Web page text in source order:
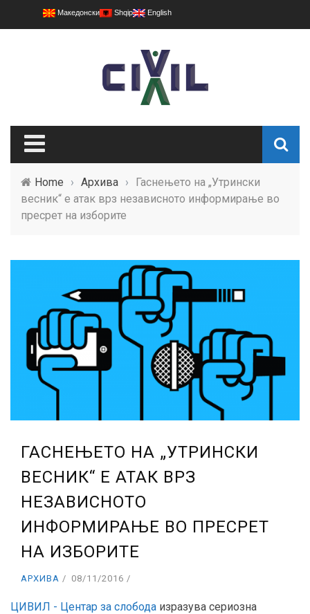
Македонски Shqip English
Home › Архива ›
Гаснењето на „Утрински
весник“ е атак врз независното информирање во
пресрет на изборите
ГАСНЕЊЕТО НА „УТРИНСКИ
ВЕСНИК“ Е АТАК ВРЗ
НЕЗАВИСНОТО
ИНФОРМИРАЊЕ ВО ПРЕСРЕТ
НА ИЗБОРИТЕ
АРХИВА 08/11/2016
ЦИВИЛ - Центар за слобода изразува сериозна